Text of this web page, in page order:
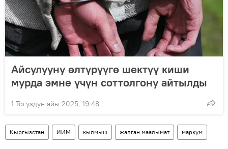
Айсулууну өлтүрүүгө шектүү киши
мурда эмне үчүн соттолгону айтылды
1 Тогуздун айы 2025, 19:48
Кыргызстан ИИМ кылмыш жалган маалымат маркум